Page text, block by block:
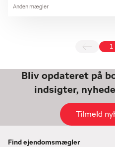
Anden mægler
Bliv opdateret på
indsigter,
Tilmeld
Find ejendomsmægler